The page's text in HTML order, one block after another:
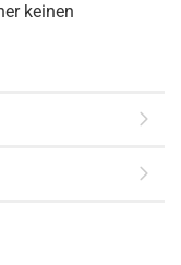
keinen